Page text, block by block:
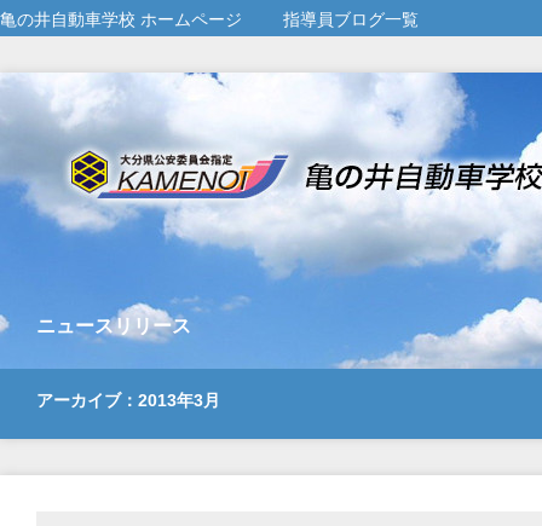
亀の井自動車学校 ホームページ 指導員ブログ一覧
ニュースリリース
アーカイブ：2013年3月